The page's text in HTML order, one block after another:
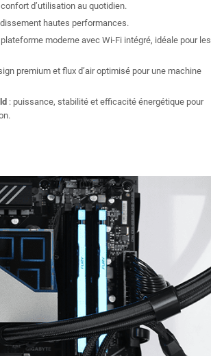
d’utilisation au quotidien.
hautes performances.
plateforme moderne avec Wi-Fi intégré, idéale pour les
premium et flux d’air optimisé pour une machine
: puissance, stabilité et efficacité énergétique pour